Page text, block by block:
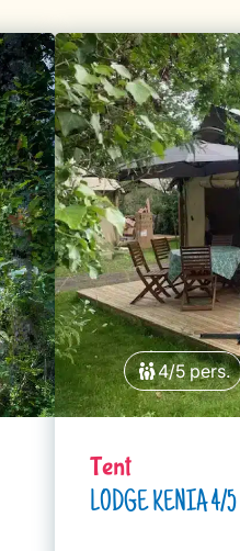
4/5 pers.
Tent
LODGE KENIA 4/